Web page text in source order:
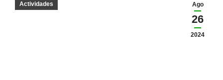
Ago
26
2024
Actividades